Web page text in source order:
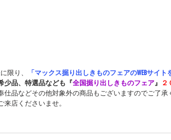
限り、
「マックス掘り出しきものフェアのWEBサイト
少品、特選品なども『全国掘り出しきものフェア』
２
仕品などその他対象外の商品もございますのでご了承
店くださいませ。